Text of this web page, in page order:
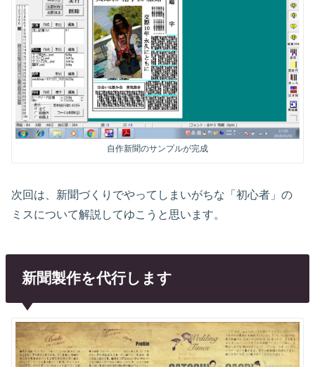
自作新聞のサンプルが完成
次回は、新聞づくりでやってしまいがちな「初心者」の
ミスについて解説してゆこうと思います。
新聞製作を代行します